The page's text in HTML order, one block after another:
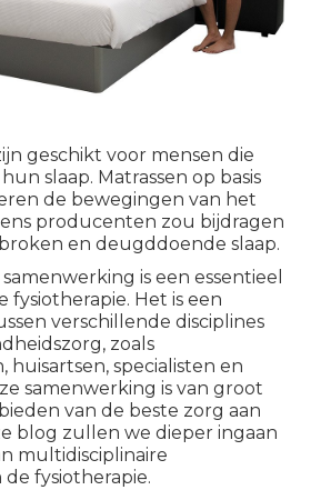
geschikt voor mensen die
slaap. Matrassen op basis
de bewegingen van het
producenten zou bijdragen
en deugddoende slaap.
is een essentieel
fysiotherapie. Het is een
verschillende disciplines
zoals
huisartsen, specialisten en
samenwerking is van groot
van de beste zorg aan
blog zullen we dieper ingaan
multidisciplinaire
fysiotherapie.